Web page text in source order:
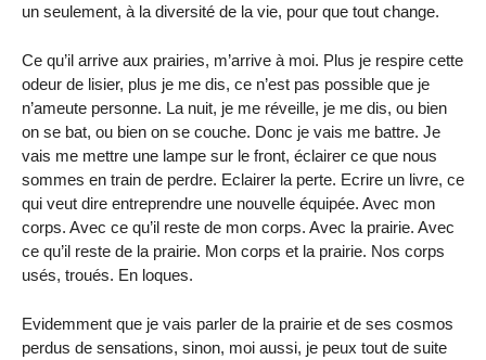
un seulement, à la diversité de la vie, pour que tout change.
Ce qu’il arrive aux prairies, m’arrive à moi. Plus je respire cette
odeur de lisier, plus je me dis, ce n’est pas possible que je
n’ameute personne. La nuit, je me réveille, je me dis, ou bien
on se bat, ou bien on se couche. Donc je vais me battre. Je
vais me mettre une lampe sur le front, éclairer ce que nous
sommes en train de perdre. Eclairer la perte. Ecrire un livre, ce
qui veut dire entreprendre une nouvelle équipée. Avec mon
corps. Avec ce qu’il reste de mon corps. Avec la prairie. Avec
ce qu’il reste de la prairie. Mon corps et la prairie. Nos corps
usés, troués. En loques.
Evidemment que je vais parler de la prairie et de ses cosmos
perdus de sensations, sinon, moi aussi, je peux tout de suite